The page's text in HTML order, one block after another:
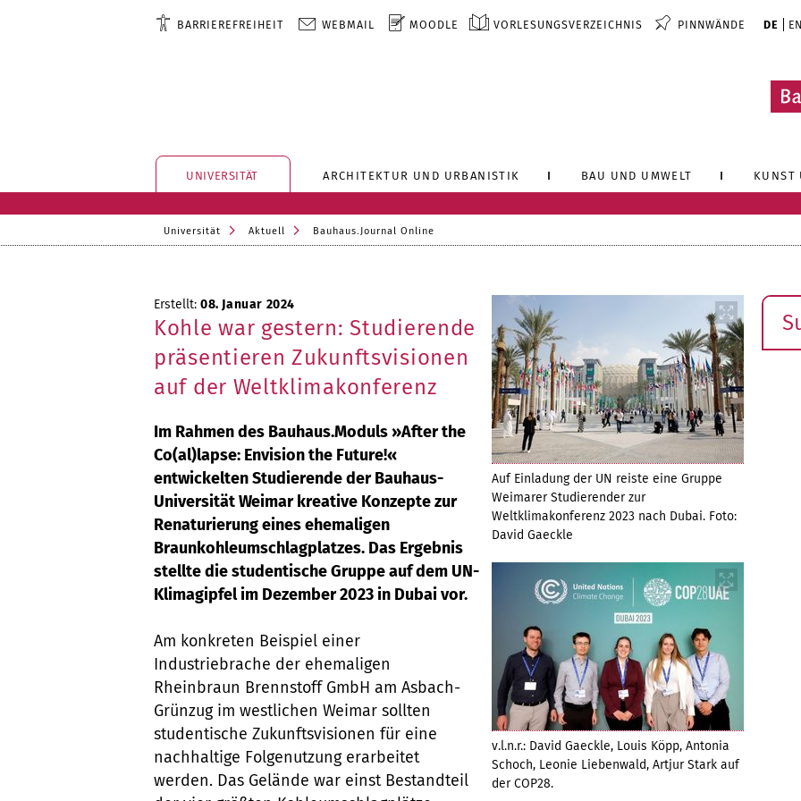
BARRIEREFREIHEIT WEBMAIL MOODLE VORLESUNGSVERZEICHNIS PINNWÄNDE DE EN
UNIVERSITÄT ARCHITEKTUR UND URBANISTIK BAU UND UMWELT KUNST
Universität Aktuell Bauhaus.Journal Online
Auf Einladung der UN reiste eine Gruppe
Weimarer Studierender zur
Weltklimakonferenz 2023 nach Dubai. Foto:
David Gaeckle
v.l.n.r.: David Gaeckle, Louis Köpp, Antonia
Schoch, Leonie Liebenwald, Artjur Stark auf
der COP28.
Erstellt: 08. Januar 2024
Kohle war gestern: Studierende
präsentieren Zukunftsvisionen
auf der Weltklimakonferenz
Im Rahmen des Bauhaus.Moduls »After the
Co(al)lapse: Envision the Future!«
entwickelten Studierende der Bauhaus-
Universität Weimar kreative Konzepte zur
Renaturierung eines ehemaligen
Braunkohleumschlagplatzes. Das Ergebnis
stellte die studentische Gruppe auf dem UN-
Klimagipfel im Dezember 2023 in Dubai vor.
Am konkreten Beispiel einer
Industriebrache der ehemaligen
Rheinbraun Brennstoff GmbH am Asbach-
Grünzug im westlichen Weimar sollten
studentische Zukunftsvisionen für eine
nachhaltige Folgenutzung erarbeitet
werden. Das Gelände war einst Bestandteil
Suche